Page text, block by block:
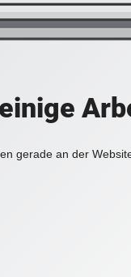
gerade an der